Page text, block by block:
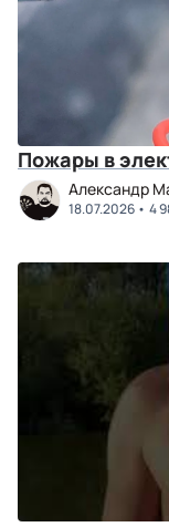
Пожары в
Александр
18.07.2026 4